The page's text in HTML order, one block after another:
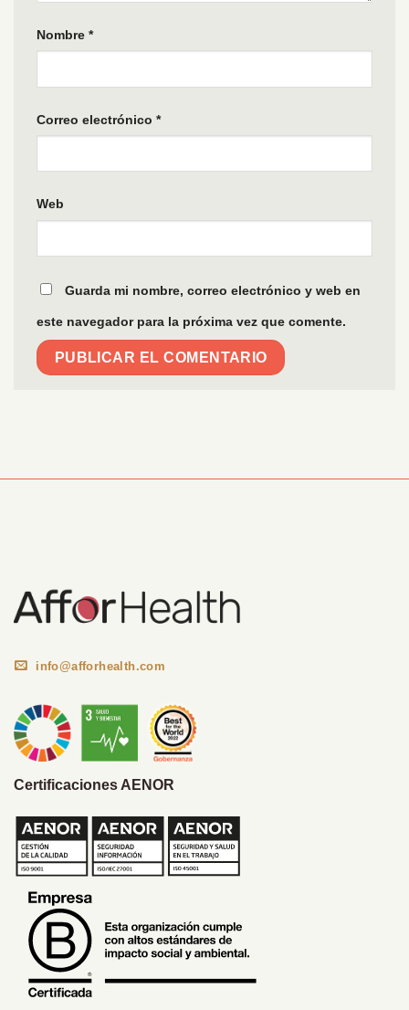
Nombre *
Correo electrónico *
Web
Guarda mi nombre, correo electrónico y web en
este navegador para la próxima vez que comente.
info@afforhealth.com
Certificaciones AENOR